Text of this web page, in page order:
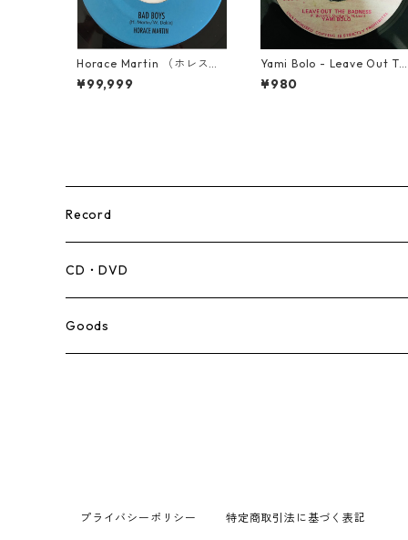
Horace Martin （ホレスマ
ーティン） - Bad Boys
【7'】
¥99,999
Yami Bolo - Leave Out Th
e Badness 【7-10916】
¥980
Record
Mento,Calypso,Ballad
Ska
CD・DVD
Goods
プライバシーポリシー 特定商取引法に基づく表記